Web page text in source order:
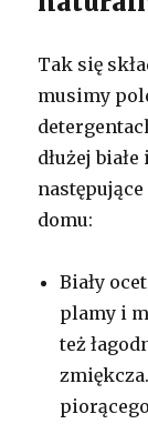
Tak się
musimy
dłużej
domu:
Biały
plamy i
też